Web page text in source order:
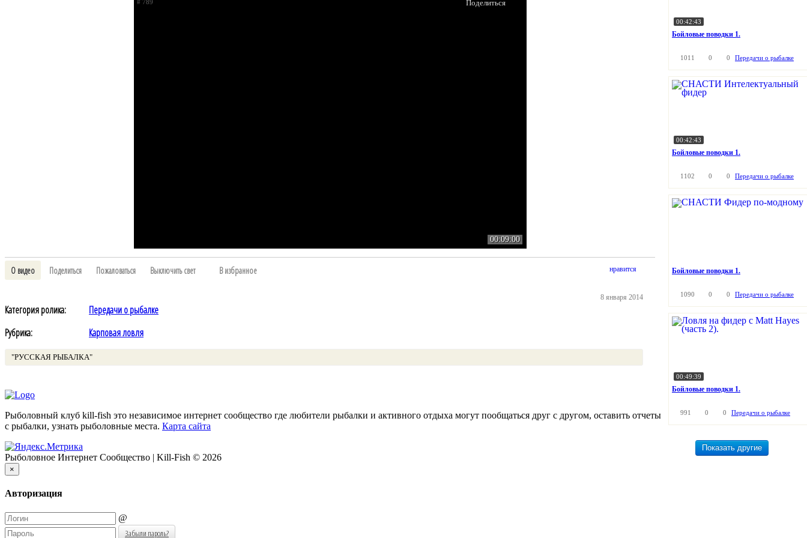
# 789
00:09:00
Поделиться
нравится
О видео Поделиться Пожаловаться Выключить свет В избранное
Категория ролика:
Передачи о рыбалке
Рубрика:
Карповая ловля
"РУССКАЯ РЫБАЛКА"
8 января 2014
00:42:43
Бойловые поводки 1.
1011 0 0 Передачи о рыбалке
00:42:43
Бойловые поводки 1.
1102 0 0 Передачи о рыбалке
Бойловые поводки 1.
1090 0 0 Передачи о рыбалке
00:49:39
Бойловые поводки 1.
991 0 0 Передачи о рыбалке
Рыболовный клуб kill-fish это независимое интернет сообщество где любители рыбалки и активного отдыха могут пообщаться друг с другом, оставить отчеты
с рыбалки, узнать рыболовные места. Карта сайта
Рыболовное Интернет Сообщество | Kill-Fish © 2026
×
Авторизация
@
Забыли пароль?